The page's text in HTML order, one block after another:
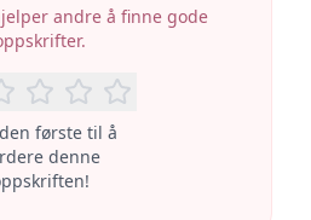
andre å finne gode
første til å
denne